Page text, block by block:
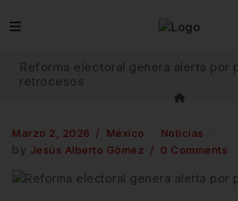
Reforma electoral genera alerta por
retrocesos
Marzo 2, 2026 México Noticias
by Jesús Alberto Gómez 0 Comments